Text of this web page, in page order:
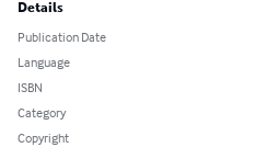
Details
Publication Date
Language
ISBN
Category
Copyright